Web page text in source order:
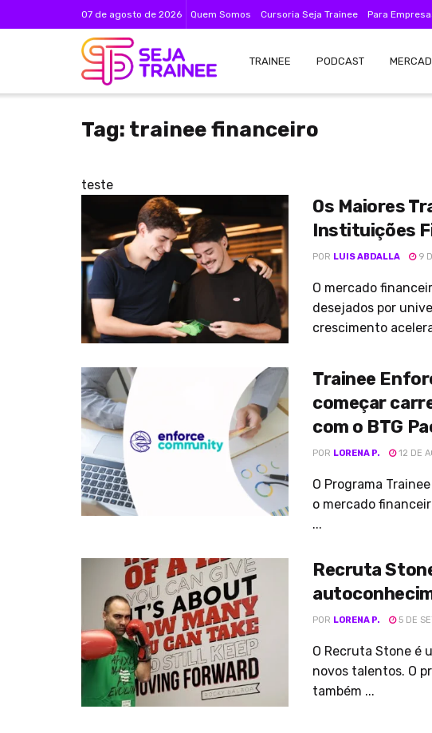
07 de agosto de 2026 Quem Somos Cursoria Seja Trainee Para
TRAINEE PODCAST
Tag: trainee financeiro
teste
Os Maiores
Instituições
POR LUIS ABDALLA 9
O mercado
desejados por
crescimento
Trainee
começar
com o BTG
POR LORENA P. 12 DE
O Programa
o mercado
...
Recruta
POR LORENA P. 5 DE
O Recruta Stone é
novos talentos. O
também ...